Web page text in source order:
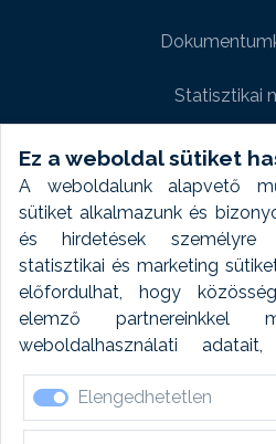
Ez a weboldal sütiket
A weboldalunk alapvető
sütiket alkalmazunk és
és hirdetések személyre
statisztikai és marketing
előfordulhat, hogy
elemző partnereinkkel
weboldalhasználati
forrásokból gyűjtött
elfogadásával
ezen adatokat 6 hónap után
Elengedhetetlen
Statisztikai
Weboldal
Fényképtár
Autómosó